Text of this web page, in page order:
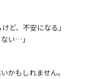
ど、不安になる」
い…」
かもしれません。